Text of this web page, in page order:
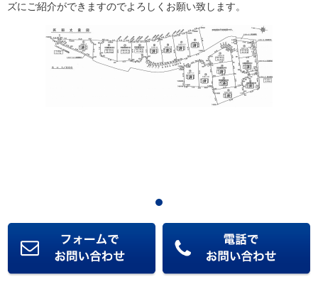
ズにご紹介ができますのでよろしくお願い致します。